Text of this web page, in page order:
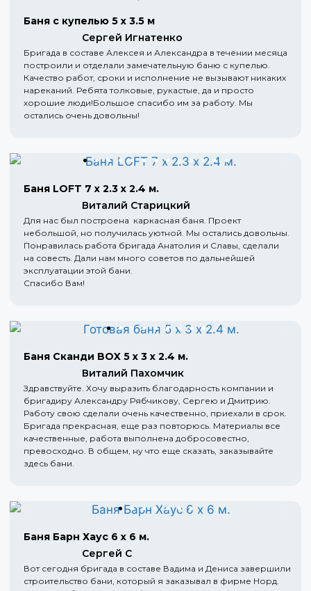
Баня с купелью 5 х 3.5 м
Сергей Игнатенко
Бригада в составе Алексея и Александра в течении месяца
построили и отделали замечательную баню с купелью.
Качество работ, сроки и исполнение не вызывают никаких
нареканий. Ребята толковые, рукастые, да и просто
хорошие люди!Большое спасибо им за работу. Мы
остались очень довольны!
Баня LOFT 7 х 2.3 х 2.4 м.
Виталий Старицкий
Для нас был построена каркасная баня. Проект
небольшой, но получилась уютной. Мы остались довольны.
Понравилась работа бригада Анатолия и Славы, сделали
на совесть. Дали нам много советов по дальнейшей
эксплуатации этой бани.
Спасибо Вам!
Баня Сканди BOX 5 х 3 х 2.4 м.
Виталий Пахомчик
Здравствуйте. Хочу выразить благодарность компании и
бригадиру Александру Рябчикову, Сергею и Дмитрию.
Работу свою сделали очень качественно, приехали в срок.
Бригада прекрасная, еще раз повторюсь. Материалы все
качественные, работа выполнена добросовестно,
превосходно. В общем, ну что еще сказать, заказывайте
здесь бани.
Баня Барн Хаус 6 х 6 м.
Сергей С
Вот сегодня бригада в составе Вадима и Дениса завершили
строительство бани, который я заказывал в фирме Норд.